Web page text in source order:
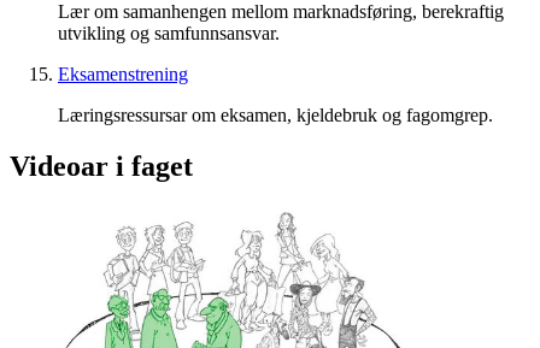
Lær om samanhengen mellom marknadsføring, berekraftig
utvikling og samfunnsansvar.
Eksamenstrening
Læringsressursar om eksamen, kjeldebruk og fagomgrep.
Videoar i faget